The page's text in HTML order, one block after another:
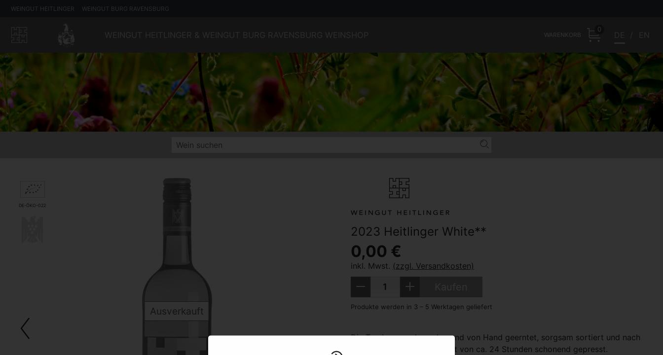
WEINGUT HEITLINGER WEINGUT BURG RAVENSBURG
WARENKORB
0
DE-ÖKO-022
Zurück
Ausverkauft
2023 Heitlinger White**
0,00 €
inkl. Mwst. (zzgl. Versandkosten)
Weniger
Menge
Produkte werden in 3 – 5 Werktagen geliefert
Die Trauben werden schonend von Hand geerntet, sorgsam sortiert und nach
einer Saftschalenkontaktzeit von ca. 24 Stunden schonend gepresst.